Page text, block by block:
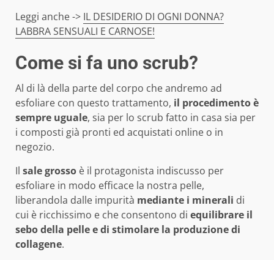
Leggi anche -> IL DESIDERIO DI OGNI DONNA?
LABBRA SENSUALI E CARNOSE!
Come si fa uno scrub?
Al di là della parte del corpo che andremo ad
esfoliare con questo trattamento, il procedimento è
sempre uguale, sia per lo scrub fatto in casa sia per
i composti già pronti ed acquistati online o in
negozio.
Il sale grosso è il protagonista indiscusso per
esfoliare in modo efficace la nostra pelle,
liberandola dalle impurità mediante i minerali di
cui è ricchissimo e che consentono di equilibrare il
sebo della pelle e di stimolare la produzione di
collagene.